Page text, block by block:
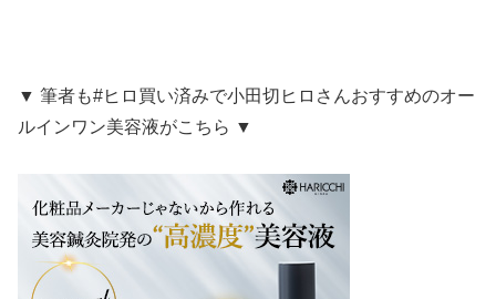
▼ 筆者も#ヒロ買い済みで小田切ヒロさんおすすめのオー
ルインワン美容液がこちら ▼